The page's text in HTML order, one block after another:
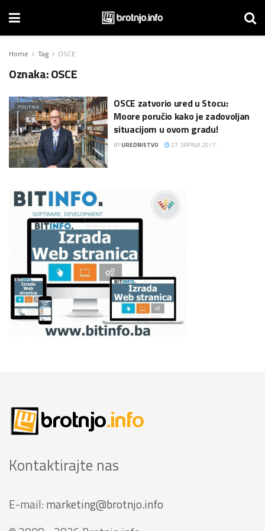
Home Tag OSCE
Oznaka:OSCE
POLITIKA
OSCE zatvorio ured u Stocu:
Moore poručio kako je zadovoljan
situacijom u ovom gradu!
BYUREDNISTVO 27. SRPNJA 2017.
Kontaktirajte nas
E-mail: marketing@brotnjo.info